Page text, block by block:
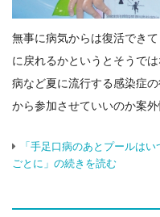
無事に病気からは復活でき
に戻れるかというとそうで
病など夏に流行する感染症
から参加させていいのか案
「手足口病のあとプールは
ごとに」の続きを読む